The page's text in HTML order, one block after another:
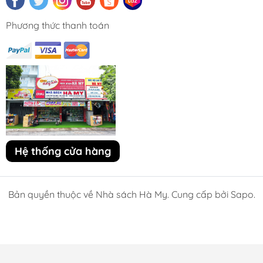
Phương thức thanh toán
Hệ thống cửa hàng
Bản quyền thuộc về Nhà sách Hà My. Cung cấp bởi Sapo.